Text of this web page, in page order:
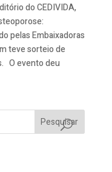
do CEDIVIDA,
pelas Embaixadoras
teve sorteio de
O evento deu
Pesquisar